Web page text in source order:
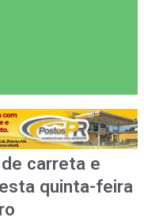
carreta e
quinta-feira